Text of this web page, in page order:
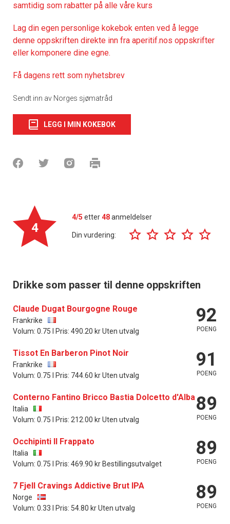
samtidig som rabatter på alle våre kurs
Lag din egen personlige kokebok enten ved å legge
denne oppskriften direkte inn fra aperitif.nos oppskrifter
eller komponere dine egne.
Få dagens rett som nyhetsbrev
Sendt inn av Norges sjømatråd
LEGG I MIN KOKEBOK
4
4/5 etter48anmeldelser
Din vurdering:
Drikke som passer til denne oppskriften
Claude Dugat Bourgogne Rouge
Frankrike
Volum: 0.75 l Pris: 490.20 kr Uten utvalg
92
POENG
Tissot En Barberon Pinot Noir
Frankrike
Volum: 0.75 l Pris: 744.60 kr Uten utvalg
91
POENG
Conterno Fantino Bricco Bastia Dolcetto d'Alba
Italia
Volum: 0.75 l Pris: 212.00 kr Uten utvalg
89
POENG
Occhipinti Il Frappato
Italia
Volum: 0.75 l Pris: 469.90 kr Bestillingsutvalget
89
POENG
7 Fjell Cravings Addictive Brut IPA
Norge
Volum: 0.33 l Pris: 54.80 kr Uten utvalg
89
POENG